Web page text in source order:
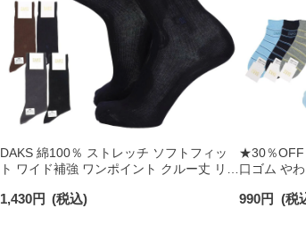
DAKS 綿100％ ストレッチ ソフトフィッ
ト ワイド補強 ワンポイント クルー丈 リブ
02502560
1,430円 (税込)
★30％OFF
口ゴム や
02512720
990円 (税